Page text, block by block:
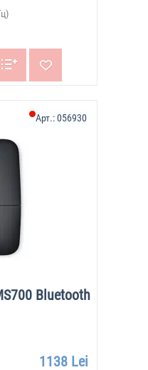
Bluetooth
Арт.:056930
1138 Lei